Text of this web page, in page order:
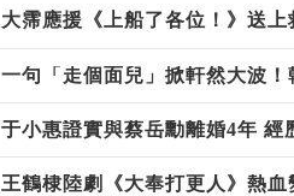
大霈應援《上船了各位！》送上
一句「走個面兒」掀軒然大波
于小惠證實與蔡岳勳離婚4年 經
王鶴棣陸劇《大奉打更人》熱